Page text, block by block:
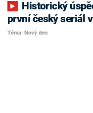
první český seriál
Téma: Nový den